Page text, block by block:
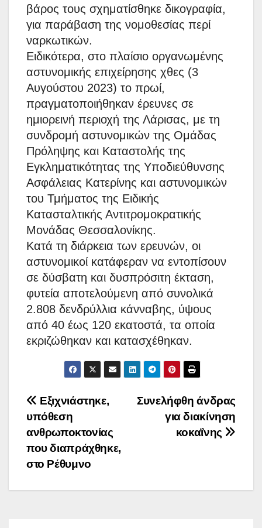
βάρος τους σχηματίσθηκε δικογραφία,
για παράβαση της νομοθεσίας περί
ναρκωτικών.
Ειδικότερα, στο πλαίσιο οργανωμένης
αστυνομικής επιχείρησης χθες (3
Αυγούστου 2023) το πρωί,
πραγματοποιήθηκαν έρευνες σε
ημιορεινή περιοχή της Λάρισας, με τη
συνδρομή αστυνομικών της Ομάδας
Πρόληψης και Καταστολής της
Εγκληματικότητας της Υποδιεύθυνσης
Ασφάλειας Κατερίνης και αστυνομικών
του Τμήματος της Ειδικής
Κατασταλτικής Αντιτρομοκρατικής
Μονάδας Θεσσαλονίκης.
Κατά τη διάρκεια των ερευνών, οι
αστυνομικοί κατάφεραν να εντοπίσουν
σε δύσβατη και δυσπρόσιτη έκταση,
φυτεία αποτελούμενη από συνολικά
2.808 δενδρύλλια κάνναβης, ύψους
από 40 έως 120 εκατοστά, τα οποία
εκριζώθηκαν και κατασχέθηκαν.
Πλοήγηση
άρθρων
Συνελήφθη άνδρας
για διακίνηση
κοκαΐνης
Εξιχνιάστηκε,
υπόθεση
ανθρωποκτονίας
που διαπράχθηκε,
στο Ρέθυμνο